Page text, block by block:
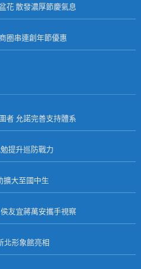
花 散發濃厚節慶氣息
圈串連創年節優惠
者 允諾完善支持體系
提升巡防戰力
擴大至國中生
友宜蔣萬安攜手視察
北形象館亮相